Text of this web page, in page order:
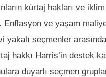
kürtaj hakları ve
Enflasyon ve yaşam
yakalı seçmenler arasında
hakkı Harris’in destek
duyarlı seçmen